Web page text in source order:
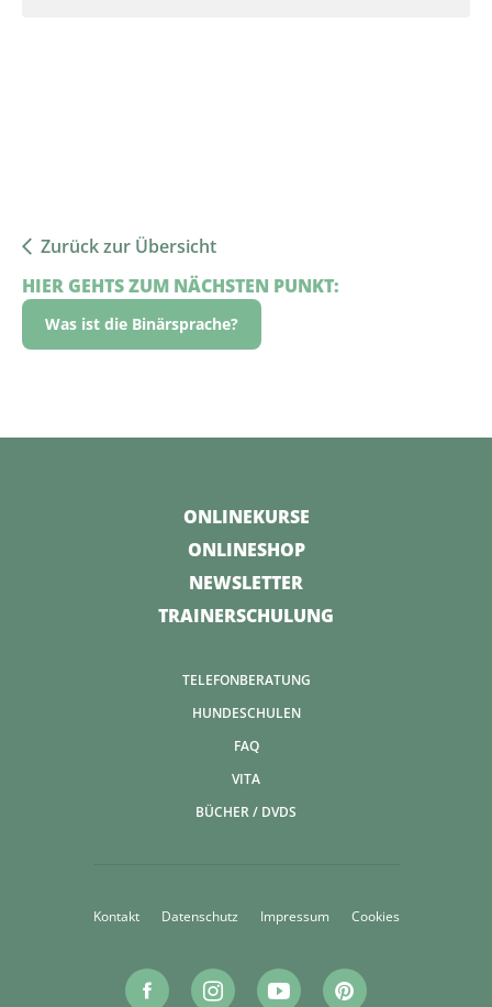
Zurück zur Übersicht
HIER GEHTS ZUM NÄCHSTEN PUNKT:
Was ist die Binärsprache?
ONLINEKURSE
ONLINESHOP
NEWSLETTER
TRAINERSCHULUNG
TELEFONBERATUNG
HUNDESCHULEN
FAQ
VITA
BÜCHER / DVDS
Kontakt Datenschutz Impressum Cookies